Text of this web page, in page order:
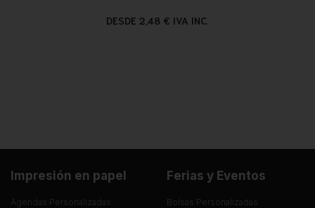
DESDE 2,48 € IVA INC.
Impresión en papel
Agendas Personalizadas
Ferias y Eventos
Bolsas Personalizadas